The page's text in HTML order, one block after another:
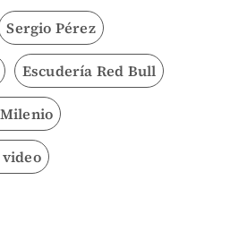
Sergio Pérez
Escudería Red Bull